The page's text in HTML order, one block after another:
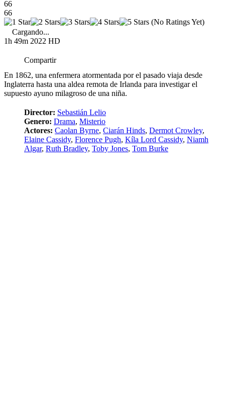
66
66
(No Ratings Yet)
Cargando...
1h 49m 2022 HD
Compartir
En 1862, una enfermera atormentada por el pasado viaja desde
Inglaterra hasta una aldea remota de Irlanda para investigar el
supuesto ayuno milagroso de una niña.
Director: Sebastián Lelio
Genero: Drama, Misterio
Actores: Caolan Byrne, Ciarán Hinds, Dermot Crowley,
Elaine Cassidy, Florence Pugh, Kíla Lord Cassidy, Niamh
Algar, Ruth Bradley, Toby Jones, Tom Burke